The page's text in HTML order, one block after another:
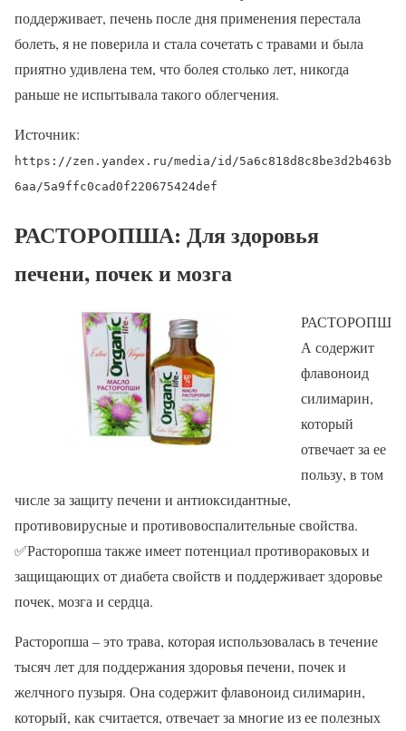
поддерживает, печень после дня применения перестала
болеть, я не поверила и стала сочетать с травами и была
приятно удивлена тем, что болея столько лет, никогда
раньше не испытывала такого облегчения.
Источник:
https://zen.yandex.ru/media/id/5a6c818d8c8be3d2b463b
6aa/5a9ffc0cad0f220675424def
РАСТОРОПША: Для здоровья
печени, почек и мозга
РАСТОРОПШ
А содержит
флавоноид
силимарин,
который
отвечает за ее
пользу, в том
числе за защиту печени и антиоксидантные,
противовирусные и противовоспалительные свойства.
✅Расторопша также имеет потенциал противораковых и
защищающих от диабета свойств и поддерживает здоровье
почек, мозга и сердца.
Расторопша – это трава, которая использовалась в течение
тысяч лет для поддержания здоровья печени, почек и
желчного пузыря. Она содержит флавоноид силимарин,
который, как считается, отвечает за многие из ее полезных